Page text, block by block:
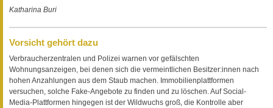
Katharina Buri
Vorsicht gehört dazu
Verbraucherzentralen und Polizei warnen vor gefälschten
Wohnungsanzeigen, bei denen sich die vermeintlichen Besitzer:innen nach
hohen Anzahlungen aus dem Staub machen. Immobilienplattformen
versuchen, solche Fake-Angebote zu finden und zu löschen. Auf Social-
Media-Plattformen hingegen ist der Wildwuchs groß, die Kontrolle aber